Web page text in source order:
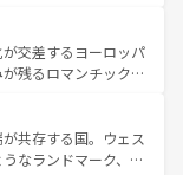
るスペインはその個
了する。 なお、新着のスペイン情報は コ
な宮殿、歴史的な大
然が、訪れる者を心
の国としても知ら
ス、プロヴァンスの
しみ方が可能だ。さ
ており、どの街角に
交差するヨーロッパ
残るロマンチック街
きることがない。ベ
アルプスの絶景、そ
風景は必見。ビール
共存する国。ウェス
なランドマーク、歴